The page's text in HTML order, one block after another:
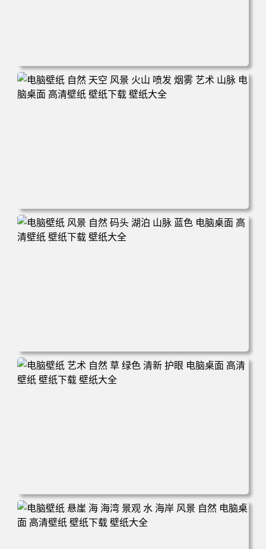
电脑壁纸 田野 风景 自然 云 天空 丘陵 微软 加利福尼亚 电
脑桌面 高清壁纸 壁纸下载 壁纸大全
电脑壁纸 自然 天空 风景 火山 喷发 烟雾 艺术 山脉 电脑桌
面 高清壁纸 壁纸下载 壁纸大全
电脑壁纸 风景 自然 码头 湖泊 山脉 蓝色 电脑桌面 高清壁纸
壁纸下载 壁纸大全
电脑壁纸 艺术 自然 草 绿色 清新 护眼 电脑桌面 高清壁纸
壁纸下载 壁纸大全